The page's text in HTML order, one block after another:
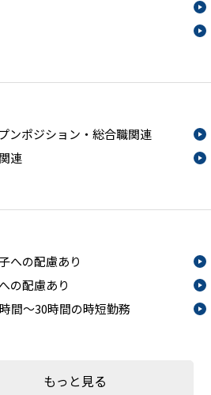
ンポジション・総合職関連
連
への配慮あり
の配慮あり
間～30時間の時短勤務
もっと見る